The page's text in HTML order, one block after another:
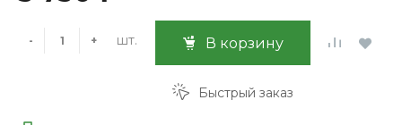
- + шт. В корзину
Быстрый заказ